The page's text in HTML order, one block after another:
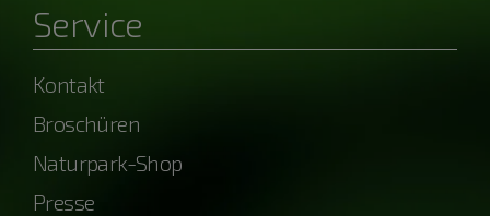
Service
Kontakt
Broschüren
Naturpark-Shop
Presse